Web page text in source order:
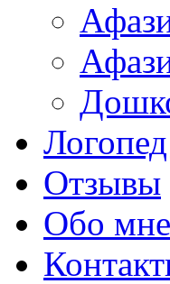
Отзывы
Обо мне